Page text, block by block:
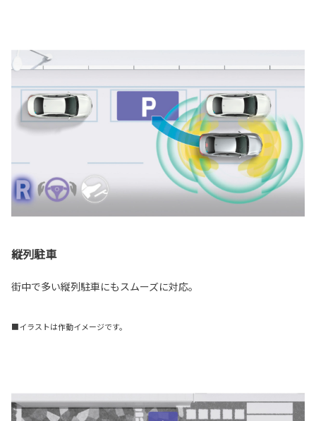
縦列駐車
街中で多い縦列駐車にもスムーズに対応。
■イラストは作動イメージです。